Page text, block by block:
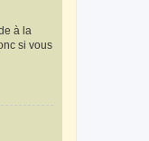
à la
si vous